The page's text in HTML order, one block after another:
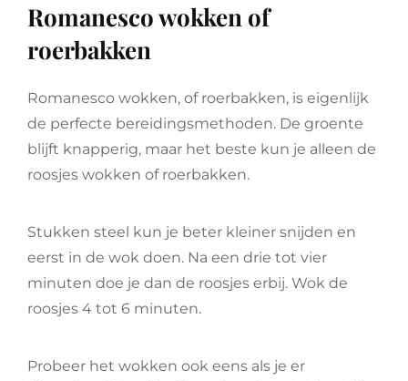
Romanesco wokken of
roerbakken
Romanesco wokken, of roerbakken, is eigenlijk
de perfecte bereidingsmethoden. De groente
blijft knapperig, maar het beste kun je alleen de
roosjes wokken of roerbakken.
Stukken steel kun je beter kleiner snijden en
eerst in de wok doen. Na een drie tot vier
minuten doe je dan de roosjes erbij. Wok de
roosjes 4 tot 6 minuten.
Probeer het wokken ook eens als je er